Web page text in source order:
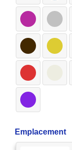
Emplacement